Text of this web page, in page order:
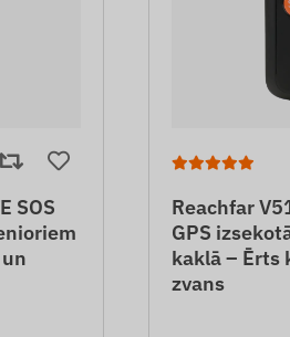
SOS
Reachfar
GPS
kaklā – Ērts
zvans